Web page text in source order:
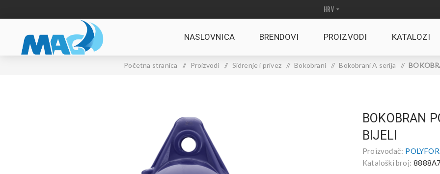
NASLOVNICA BRENDOVI PROIZVODI KATALOZI
Početna stranica / Proizvodi / Sidrenje i privez / Bokobrani / Bokobrani A serija /
BOKOBRAN
BIJELI
Proizvođač:
Kataloški broj: